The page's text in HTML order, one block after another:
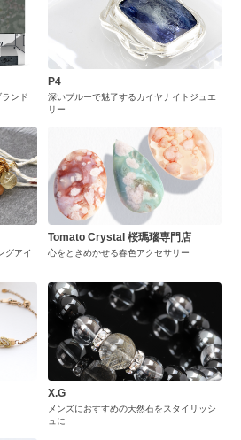
ンド
P4
深いブルーで魅了するカイヤナイトジュエ
リー
グアイ
Tomato Crystal 桜瑪瑙専門店
心をときめかせる春色アクセサリー
X.G
メンズにおすすめの天然石をスタイリッシ
ュに